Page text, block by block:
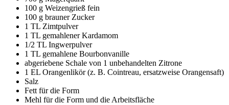
100 g Weizengrieß fein
100 g brauner Zucker
1 TL Zimtpulver
1 TL gemahlener Kardamom
1/2 TL Ingwerpulver
1 TL gemahlene Bourbonvanille
abgeriebene Schale von 1 unbehandelten Zitrone
1 EL Orangenlikör (z. B. Cointreau, ersatzweise Orangensaft)
Salz
Fett für die Form
Mehl für die Form und die Arbeitsfläche